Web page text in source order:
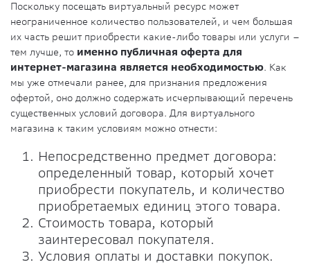
Поскольку посещать виртуальный ресурс может
неограниченное количество пользователей, и чем большая
их часть решит приобрести какие-либо товары или услуги –
тем лучше, то именно публичная оферта для
интернет-магазина является необходимостью. Как
мы уже отмечали ранее, для признания предложения
офертой, оно должно содержать исчерпывающий перечень
существенных условий договора. Для виртуального
магазина к таким условиям можно отнести:
Непосредственно предмет договора:
определенный товар, который хочет
приобрести покупатель, и количество
приобретаемых единиц этого товара.
Стоимость товара, который
заинтересовал покупателя.
Условия оплаты и доставки покупок.